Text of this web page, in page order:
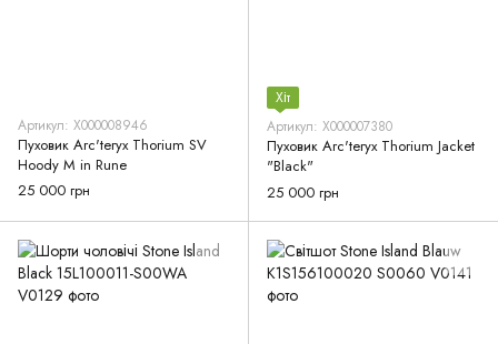
Артикул: X000008946
Пуховик Arc'teryx Thorium SV
Hoody M in Rune
25 000 грн
Хіт
Артикул: X000007380
Пуховик Arc'teryx Thorium Jacket
"Black"
25 000 грн